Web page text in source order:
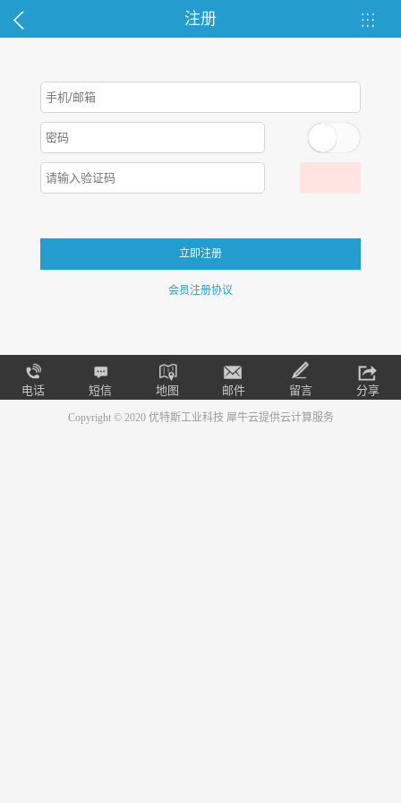
注册
会员注册协议
电话 短信 地图 邮件 留言 分享
Copyright © 2020 优特斯工业科技 犀牛云提供云计算服务